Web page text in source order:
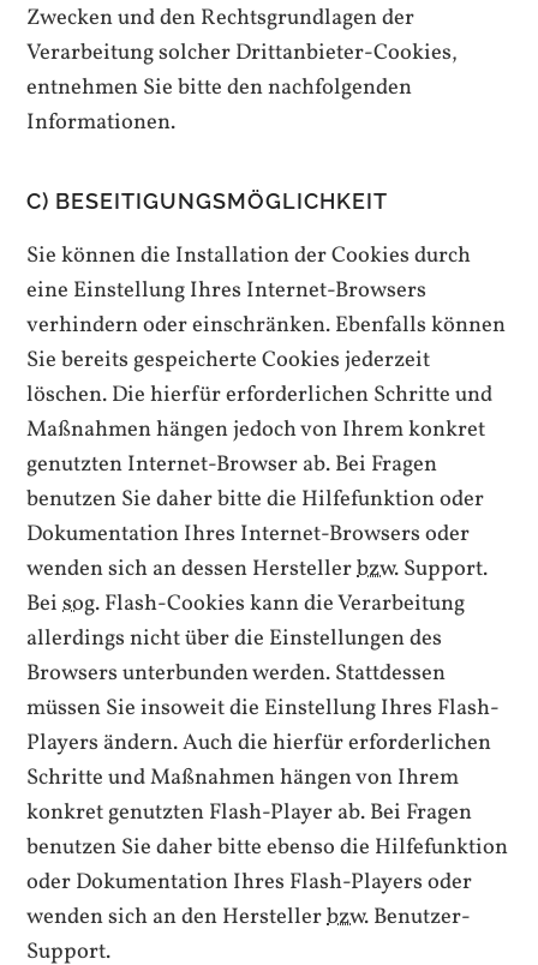
Zwecken und den Rechtsgrundlagen der
Verarbeitung solcher Drittanbieter-Cookies,
entnehmen Sie bitte den nachfolgenden
Informationen.
C) BESEITIGUNGSMÖGLICHKEIT
Sie können die Installation derCookiesdurch
eine Einstellung Ihres Internet-Browsers
verhindern oder einschränken. Ebenfalls können
Sie bereits gespeicherteCookiesjederzeit
löschen. Die hierfür erforderlichen Schritte und
Maßnahmen hängen jedoch von Ihrem konkret
genutzten Internet-Browser ab. Bei Fragen
benutzen Sie daher bitte die Hilfefunktion oder
Dokumentation Ihres Internet-Browsers oder
wenden sich an dessen Herstellerbzw.Support.
Beisog.Flash-Cookieskann die Verarbeitung
allerdings nicht über die Einstellungen des
Browsers unterbunden werden. Stattdessen
müssen Sie insoweit die Einstellung Ihres Flash-
Players ändern. Auch die hierfür erforderlichen
Schritte und Maßnahmen hängen von Ihrem
konkret genutztenFlash-Playerab. Bei Fragen
benutzen Sie daher bitte ebenso die Hilfefunktion
oder Dokumentation Ihres Flash-Playersoder
wenden sich an den Herstellerbzw.Benutzer-
Support.